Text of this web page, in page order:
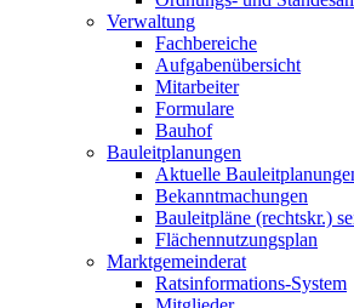
Verwaltung
Fachbereiche
Aufgabenübersicht
Mitarbeiter
Formulare
Bauhof
Bauleitplanungen
Aktuelle
Bekanntmachungen
Bauleitpläne (rechtskr.)
Flächennutzungsplan
Marktgemeinderat
Ratsinformations-System